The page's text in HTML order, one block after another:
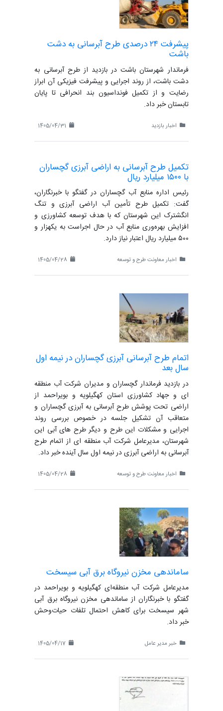
پیشرفت ۲۴ درصدی طرح آبرسانی به دشت
باشت
فرماندار شهرستان باشت در بازدید از طرح آبرسانی به
دشت باشت، از روند اجرایی و پیشرفت فیزیکی آن ابراز
رضایت و از تکمیل فونداسیون بند انحرافی تا پایان
تابستان خبر داد.
اخبار بازدید
تکمیل طرح آبرسانی به اراضی آبرزی گچساران
با ۱۵۰۰ میلیارد ریال
رئیس اداره منابع آب گچساران در گفتگو با خبرنگاران،
گفت: تکمیل طرح تأمین آب اراضی آبرزی و تنگ
انگشترک این شهرستان که با هدف توسعه کشاورزی و
افزایش بهره‌وری منابع آب در حال اجراست به یکهزار و
۵۰۰ میلیارد ریال اعتبار نیاز دارد.
اخبار معاونت طرح و توسعه
اتمام طرح آبرسانی آبرزی گچساران در نیمه اول
سال بعد
در بازدید فرماندار گچساران و مدیران شرکت آب منطقه
ای و جهاد کشاورزی استان کهگیلویه و بویراحمد از
اراضی تحت پوشش طرح آبرسانی به آبرزی گچساران و
متعاقب آن تشکیل جلسه در خصوص بررسی روند
اجرایی و مشکلات این طرح و دیگر طرح های آبی این
شهرستان، مدیرعامل شرکت آب منطقه ای از اتمام طرح
آبرسانی به اراضی آبرزی در نیمه اول سال آینده خبر داد.
اخبار معاونت طرح و توسعه
ساماندهی مخزن نیروگاه برق آبی سیسخت
مدیرعامل شرکت آب منطقه‌ای کهگیلویه و بویراحمد در
گفتگو با خبرنگاران از ساماندهی مخزن نیروگاه برق آبی
شهر سیسخت برای کاهش احتمال تلفات حیات‌وحش
خبر داد.
خبر مدیر عامل